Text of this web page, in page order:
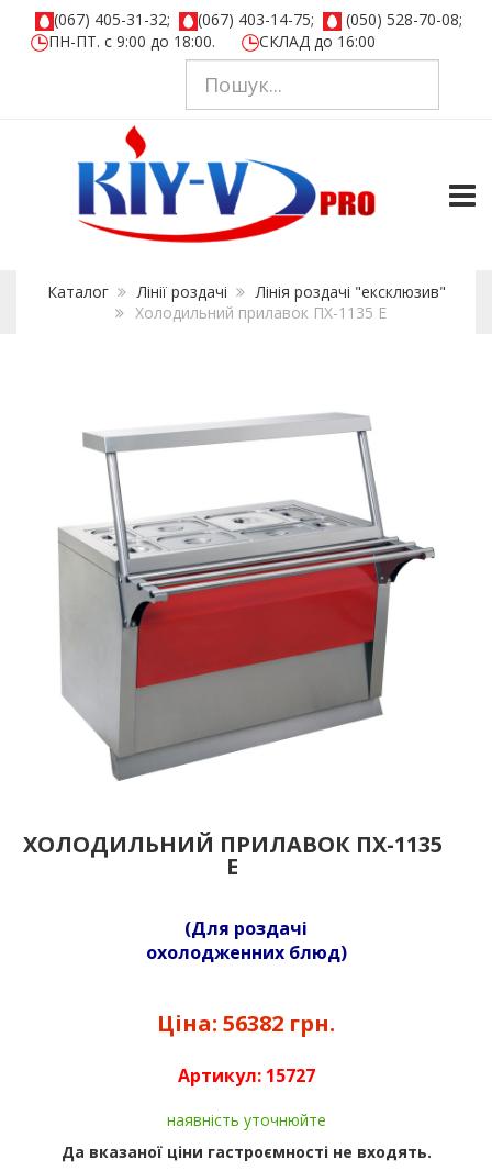
(067) 405-31-32; (067) 403-14-75;
(050) 528-70-08;
ПН-ПТ. с 9:00 до 18:00.
СКЛАД до 16:00
Каталог Лінії роздачі
Лінія роздачі "ексклюзив"
Холодильний прилавок ПХ-1135 Е
ХОЛОДИЛЬНИЙ ПРИЛАВОК ПХ-1135
Е
(Для роздачі
охолодженних блюд)
Ціна: 56382 грн.
Артикул: 15727
наявність уточнюйте
Да вказаної ціни гастроємності не входять.